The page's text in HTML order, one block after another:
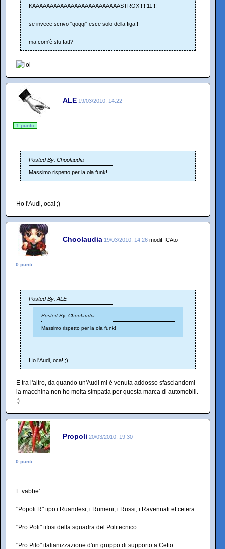
KAAAAAAAAAAAAAAAAAAAAAAAAASTROX!!!!!11!!!
se invece scrivo "qoqqi" esce solo della figa!!
ma com'è stu fatt?
ALE 19/03/2010, 14:22
1 punto
Posted By: Choolaudia
Massimo rispetto per la ola funk!
Ho l'Audi, oca! ;)
Choolaudia 19/03/2010, 14:26 modiFICAto
0 punti
Posted By: ALE
Posted By: Choolaudia
Massimo rispetto per la ola funk!
Ho l'Audi, oca! ;)
E tra l'altro, da quando un'Audi mi è venuta addosso sfasciandomi
la macchina non ho molta simpatia per questa marca di automobili.
:)
Propoli 20/03/2010, 19:30
0 punti
E vabbe'...
"Popoli R" tipo i Ruandesi, i Rumeni, i Russi, i Ravennati et cetera
"Pro Poli" tifosi della squadra del Politecnico
"Pro Pilo" italianizzazione d'un gruppo di supporto a Cetto